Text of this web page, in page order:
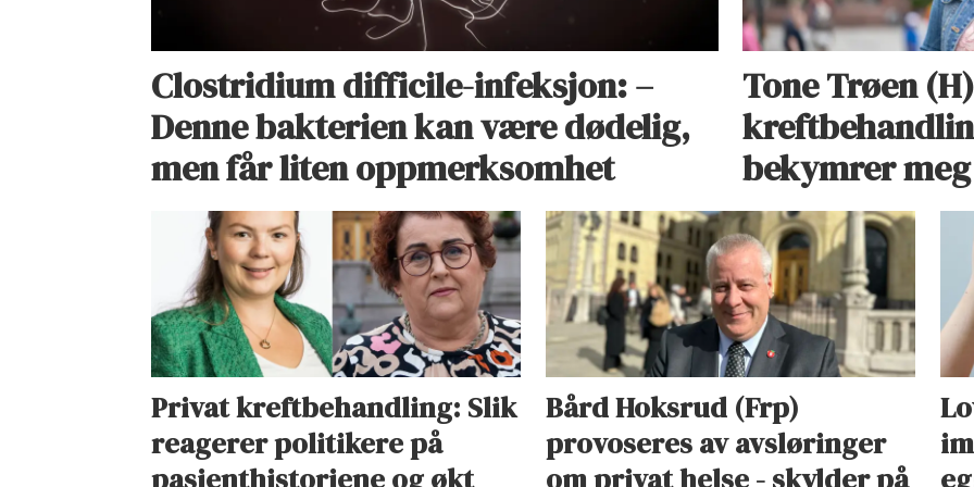
ondartet tumor som
(eggstokkreft)
tumor utviklet i tuben
epitelial bukhinnekreft
Kreft i bukhinnen kan
epitelet i bukhinnen. Ved
spredningen primært
tumor og sprer seg med
seg så på bukhinnen og
Kilde: Beslutningsforum
Clostridium difficile-infeksjon: –
Denne bakterien kan være dødelig,
men får liten oppmerksomhet
Tone Trøen
bekymrer meg
Privat kreftbehandling: Slik
reagerer politikere på
pasienthistoriene og økt
Bård Hoksrud (Frp)
provoseres av avsløringer
om privat helse - skylder på